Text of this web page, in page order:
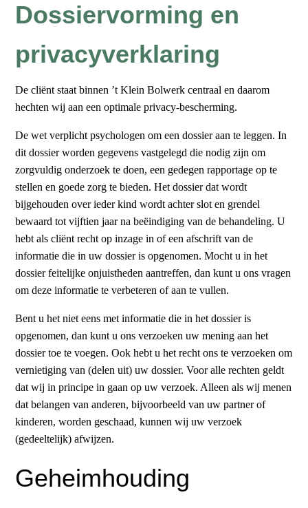
Dossiervorming en
privacyverklaring
De cliënt staat binnen ’t Klein Bolwerk centraal en daarom
hechten wij aan een optimale privacy-bescherming.
De wet verplicht psychologen om een dossier aan te leggen. In
dit dossier worden gegevens vastgelegd die nodig zijn om
zorgvuldig onderzoek te doen, een gedegen rapportage op te
stellen en goede zorg te bieden. Het dossier dat wordt
bijgehouden over ieder kind wordt achter slot en grendel
bewaard tot vijftien jaar na beëindiging van de behandeling. U
hebt als cliënt recht op inzage in of een afschrift van de
informatie die in uw dossier is opgenomen. Mocht u in het
dossier feitelijke onjuistheden aantreffen, dan kunt u ons vragen
om deze informatie te verbeteren of aan te vullen.
Bent u het niet eens met informatie die in het dossier is
opgenomen, dan kunt u ons verzoeken uw mening aan het
dossier toe te voegen. Ook hebt u het recht ons te verzoeken om
vernietiging van (delen uit) uw dossier. Voor alle rechten geldt
dat wij in principe in gaan op uw verzoek. Alleen als wij menen
dat belangen van anderen, bijvoorbeeld van uw partner of
kinderen, worden geschaad, kunnen wij uw verzoek
(gedeeltelijk) afwijzen.
Geheimhouding